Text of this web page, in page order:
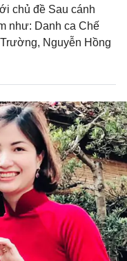
chủ đề Sau cánh
như: Danh ca Chế
Nguyễn Hồng